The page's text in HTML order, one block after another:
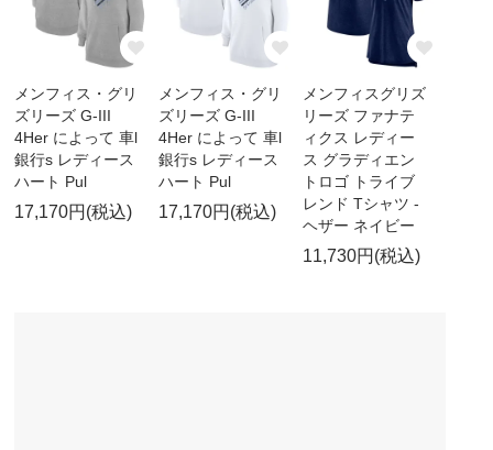
メンフィス・グリ
ズリーズ G-III
4Her によって 車l
銀行s レディース
ハート Pul
17,170円(税込)
メンフィス・グリ
ズリーズ G-III
4Her によって 車l
銀行s レディース
ハート Pul
17,170円(税込)
メンフィスグリズ
リーズ ファナテ
ィクス レディー
ス グラディエン
トロゴ トライブ
レンド Tシャツ -
ヘザー ネイビー
11,730円(税込)